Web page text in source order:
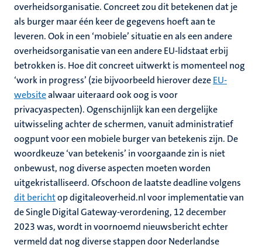
overheidsorganisatie. Concreet zou dit betekenen dat je
als burger maar één keer de gegevens hoeft aan te
leveren. Ook in een ‘mobiele’ situatie en als een andere
overheidsorganisatie van een andere EU-lidstaat erbij
betrokken is. Hoe dit concreet uitwerkt is momenteel nog
‘work in progress’ (zie bijvoorbeeld hierover dezeEU-
websitealwaar uiteraard ook oog is voor
privacyaspecten). Ogenschijnlijk kan een dergelijke
uitwisseling achter de schermen, vanuit administratief
oogpunt voor een mobiele burger van betekenis zijn. De
woordkeuze ‘van betekenis’ in voorgaande zin is niet
onbewust, nog diverse aspecten moeten worden
uitgekristalliseerd. Ofschoon de laatste deadline volgens
dit berichtop digitaleoverheid.nl voor implementatie van
de Single Digital Gateway-verordening, 12 december
2023 was, wordt in voornoemd nieuwsbericht echter
vermeld dat nog diverse stappen door Nederlandse